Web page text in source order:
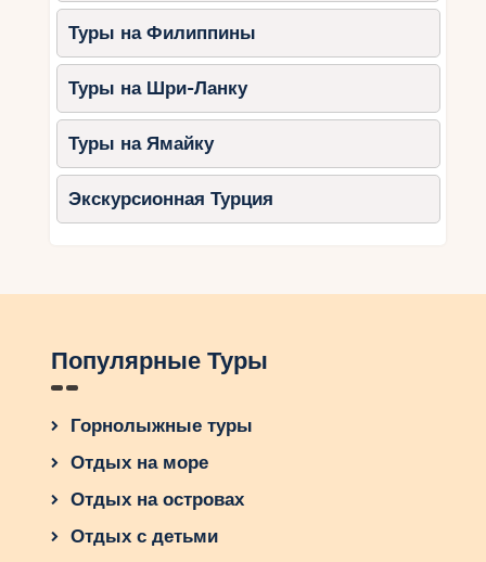
Туры на Филиппины
Туры на Шри-Ланку
Туры на Ямайку
Экскурсионная Турция
Популярные Туры
Горнолыжные туры
Отдых на море
Отдых на островах
Отдых с детьми